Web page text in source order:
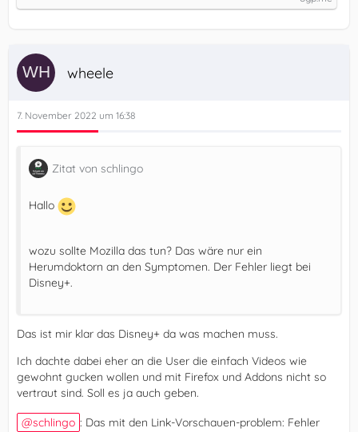
wheele
7. November 2022 um 16:38
Zitat von schlingo
Hallo
wozu sollte Mozilla das tun? Das wäre nur ein
Herumdoktorn an den Symptomen. Der Fehler liegt bei
Disney+.
Das ist mir klar das Disney+ da was machen muss.
Ich dachte dabei eher an die User die einfach Videos wie
gewohnt gucken wollen und mit Firefox und Addons nicht so
vertraut sind. Soll es ja auch geben.
schlingo : Das mit den Link-Vorschauen-problem: Fehler